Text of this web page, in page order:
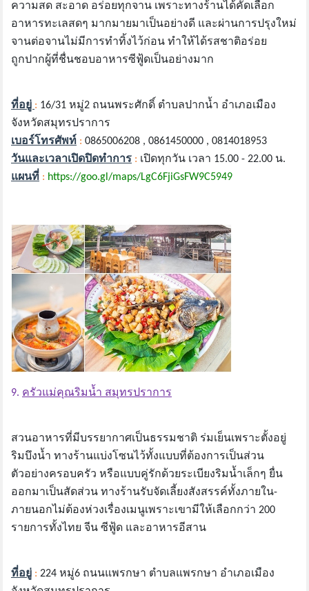
ความสด สะอาด อร่อยทุกจาน เพราะทางร้านได้คัดเลือก
อาหารทะเลสดๆ มากมายมาเป็นอย่างดี และผ่านการปรุงใหม่
จานต่อจานไม่มีการทำทิ้งไว้ก่อน ทำให้ได้รสชาติอร่อย
ถูกปากผู้ที่ชื่นชอบอาหารซีฟู้ดเป็นอย่างมาก
ที่อยู่ : 16/31 หมู่2 ถนนพระศักดิ์ ตำบลปากน้ำ อำเภอเมือง
จังหวัดสมุทรปราการ
เบอร์โทรศัพท์ : 0865006208 , 0861450000 , 0814018953
วันและเวลาเปิดปิดทำการ : เปิดทุกวัน เวลา 15.00 - 22.00 น.
แผนที่ : https://goo.gl/maps/LgC6FjiGsFW9C5949
9. ครัวแม่คุณริมน้ำ สมุทรปราการ
สวนอาหารที่มีบรรยากาศเป็นธรรมชาติ ร่มเย็นเพราะตั้งอยู่
ริมบึงน้ำ ทางร้านแบ่งโซนไว้ทั้งแบบที่ต้องการเป็นส่วน
ตัวอย่างครอบครัว หรือแบบคู่รักด้วยระเบียงริมน้ำเล็กๆ ยื่น
ออกมาเป็นสัดส่วน ทางร้านรับจัดเลี้ยงสังสรรค์ทั้งภายใน-
ภายนอกไม่ต้องห่วงเรื่องเมนูเพราะเขามีให้เลือกกว่า 200
รายการทั้งไทย จีน ซีฟู้ด และอาหารอีสาน
ที่อยู่ : 224 หมู่6 ถนนแพรกษา ตำบลแพรกษา อำเภอเมือง